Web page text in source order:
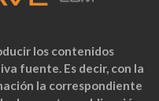
los contenidos
fuente. Es decir, con la
la correspondiente